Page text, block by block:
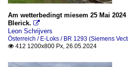
Am wetterbedingt miesem 25 Mai
Blerick. 
Leon Schrijvers
Österreich / E-Loks / BR 1293 (Siemens
 412 1200x800 Px, 26.05.2024